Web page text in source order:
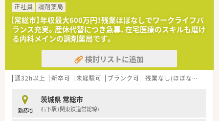
正社員
調剤薬局
【常総市】年収最大600万円！残業ほぼなしでワークライフバ
ランス充実。産休代替につき急募、在宅医療のスキルも磨け
る内科メインの調剤薬局です。
検討リストに追加
週32h以上 新卒可 未経験可 ブランク可 残業なし(ほぼなし含む)
勤務地
茨城県 常総市
石下駅 (関東鉄道常総線)